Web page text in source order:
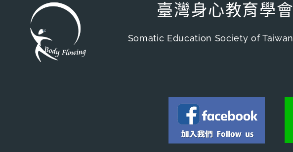
臺灣身心教育學會
Somatic Education Society of Taiwan